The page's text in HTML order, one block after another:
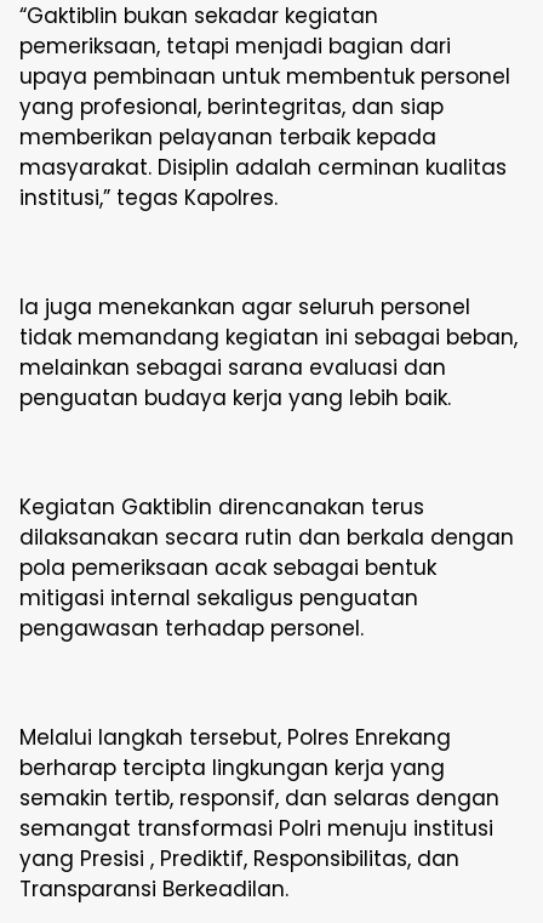
“Gaktiblin bukan sekadar kegiatan
pemeriksaan, tetapi menjadi bagian dari
upaya pembinaan untuk membentuk personel
yang profesional, berintegritas, dan siap
memberikan pelayanan terbaik kepada
masyarakat. Disiplin adalah cerminan kualitas
institusi,” tegas Kapolres.
Ia juga menekankan agar seluruh personel
tidak memandang kegiatan ini sebagai beban,
melainkan sebagai sarana evaluasi dan
penguatan budaya kerja yang lebih baik.
Kegiatan Gaktiblin direncanakan terus
dilaksanakan secara rutin dan berkala dengan
pola pemeriksaan acak sebagai bentuk
mitigasi internal sekaligus penguatan
pengawasan terhadap personel.
Melalui langkah tersebut, Polres Enrekang
berharap tercipta lingkungan kerja yang
semakin tertib, responsif, dan selaras dengan
semangat transformasi Polri menuju institusi
yang Presisi , Prediktif, Responsibilitas, dan
Transparansi Berkeadilan.